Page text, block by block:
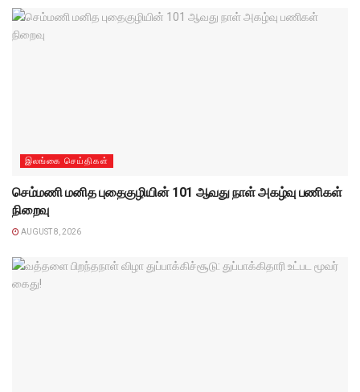
இலங்கை செய்திகள்
செம்மணி மனித புதைகுழியின் 101 ஆவது நாள் அகழ்வு பணிகள்
நிறைவு
AUGUST 8, 2026